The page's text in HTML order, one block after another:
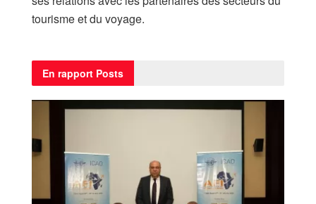
tourisme et du voyage.
En rapport Posts